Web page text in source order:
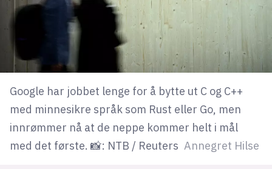
Google har jobbet lenge for å bytte ut C og C++
med minnesikre språk som Rust eller Go, men
innrømmer nå at de neppe kommer helt i mål
med det første. 📸: NTB / Reuters Annegret Hilse
frontend
backend
apputvikling
devops
IoT
design
tilgjengelighet
ukas koder
inn/ut
hobby
lys modus